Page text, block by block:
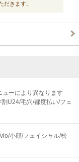
だきます。
ーにより異なります
割U24/毛穴/都度払い/フェ
小顔/フェイシャル/松